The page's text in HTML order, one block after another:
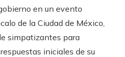
en un evento
de la Ciudad de México,
simpatizantes para
iniciales de su